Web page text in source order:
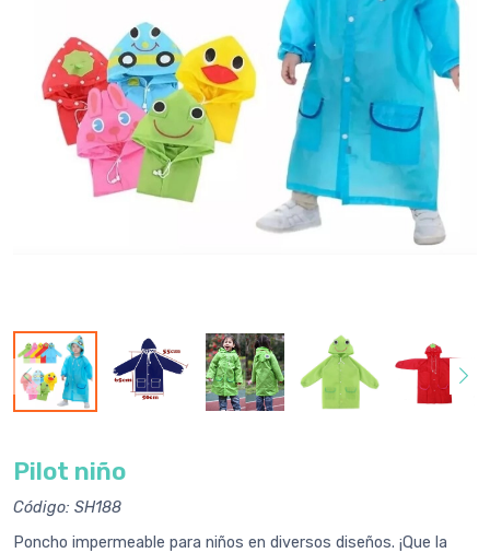
Pilot niño
Código: SH188
Poncho impermeable para niños en diversos diseños. ¡Que la